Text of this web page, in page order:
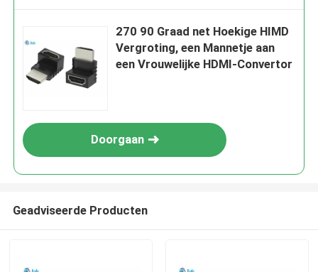
270 90 Graad net Hoekige HIMD
Vergroting, een Mannetje aan
een Vrouwelijke HDMI-Convertor
Doorgaan
Geadviseerde Producten